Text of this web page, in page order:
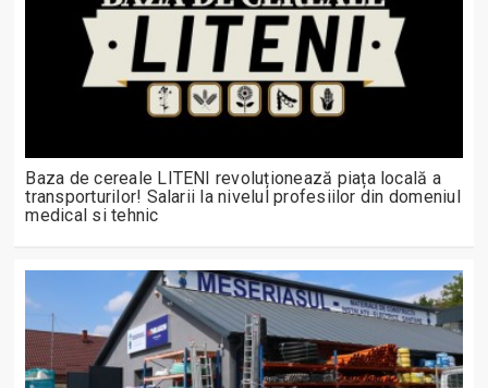
Baza de cereale LITENI revoluționează piața locală a
transporturilor! Salarii la nivelul profesiilor din domeniul
medical si tehnic